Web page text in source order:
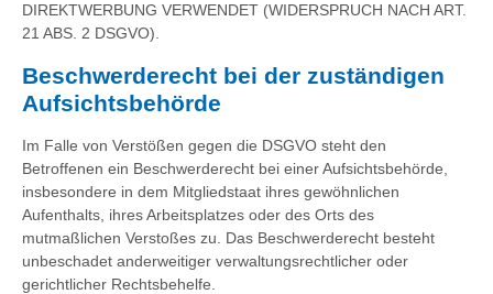
DIREKTWERBUNG VERWENDET (WIDERSPRUCH NACH ART.
21 ABS. 2 DSGVO).
Beschwerde­recht bei der zuständigen
Aufsichts­behörde
Im Falle von Verstößen gegen die DSGVO steht den
Betroffenen ein Beschwerderecht bei einer Aufsichtsbehörde,
insbesondere in dem Mitgliedstaat ihres gewöhnlichen
Aufenthalts, ihres Arbeitsplatzes oder des Orts des
mutmaßlichen Verstoßes zu. Das Beschwerderecht besteht
unbeschadet anderweitiger verwaltungsrechtlicher oder
gerichtlicher Rechtsbehelfe.